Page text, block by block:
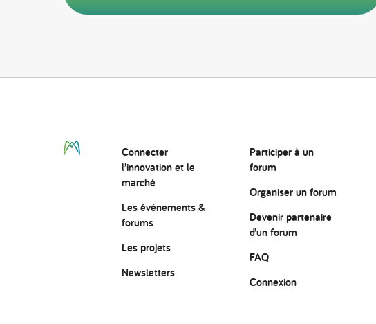
Connecter
l’innovationet le
marché
Les événements &
forums
Les projets
Newsletters
Participer à un
forum
Organiser un forum
Devenir partenaire
d’un forum
FAQ
Connexion